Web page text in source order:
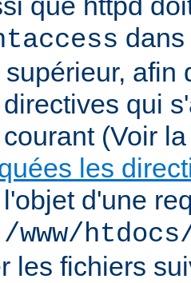
afin
qui
(Voir
les
d'une
/www/
les fichiers